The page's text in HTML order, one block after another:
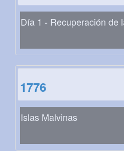
Día 1 - Recuperación de
1776
Islas Malvinas